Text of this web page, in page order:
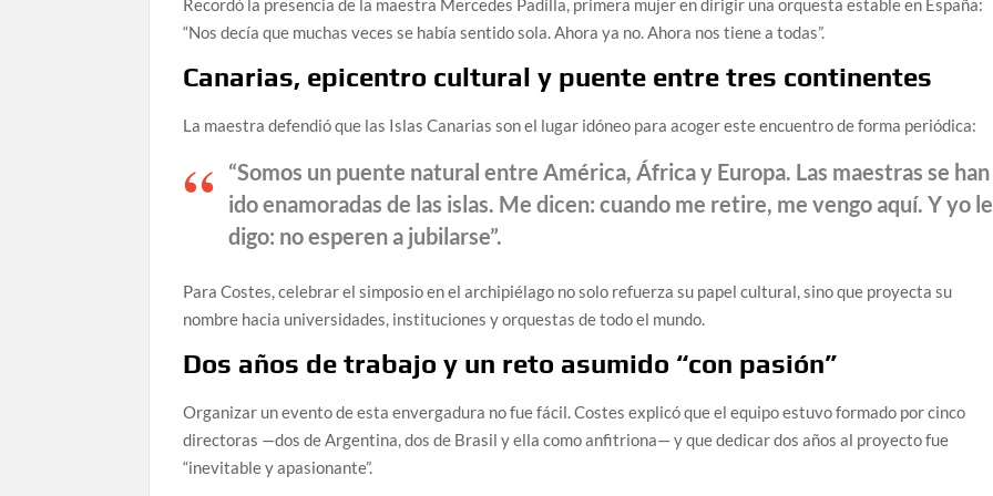
Recordó la presencia de la maestra Mercedes Padilla, primera mujer en dirigir una orquesta estable en España:
“Nos decía que muchas veces se había sentido sola. Ahora ya no. Ahora nos tiene a todas”.
Canarias, epicentro cultural y puente entre tres continentes
La maestra defendió que las Islas Canarias son el lugar idóneo para acoger este encuentro de forma periódica:
“Somos un puente natural entre América, África y Europa. Las maestras se han
ido enamoradas de las islas. Me dicen: cuando me retire, me vengo aquí. Y yo
digo: no esperen a jubilarse”.
Para Costes, celebrar el simposio en el archipiélago no solo refuerza su papel cultural, sino que proyecta su
nombre hacia universidades, instituciones y orquestas de todo el mundo.
Dos años de trabajo y un reto asumido “con pasión”
Organizar un evento de esta envergadura no fue fácil. Costes explicó que el equipo estuvo formado por cinco
directoras —dos de Argentina, dos de Brasil y ella como anfitriona— y que dedicar dos años al proyecto fue
“inevitable y apasionante”.